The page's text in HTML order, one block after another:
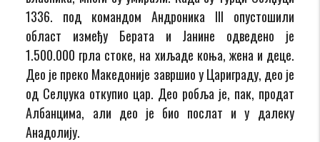
1336. под командом Андроника III опустошили
област између Берата и Јанине одведено је
1.500.000 грла стоке, на хиљаде коња, жена и деце.
Део је преко Македоније завршио у Цариграду, део је
од Селџука откупио цар. Део робља је, пак, продат
Албанцима, али део је био послат и у далеку
Анадолију.